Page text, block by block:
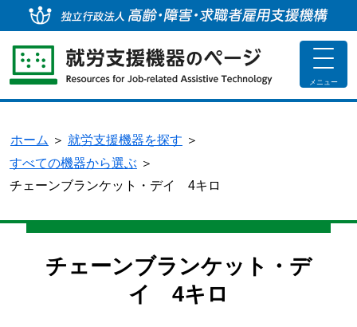
toggle
メニュー
ホーム ＞ 就労支援機器を探す ＞
すべての機器から選ぶ ＞
チェーンブランケット・デイ 4キロ
チェーンブランケット・デ
イ 4キロ